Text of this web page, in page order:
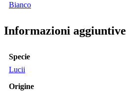
Bianco
Informazioni aggiuntive
Specie
Lucii
Origine